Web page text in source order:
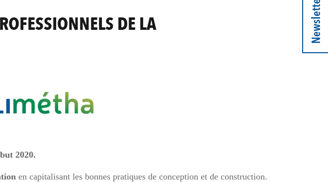
DE LA
2020.
en capitalisant les bonnes pratiques de conception et de construction.
Newsletter